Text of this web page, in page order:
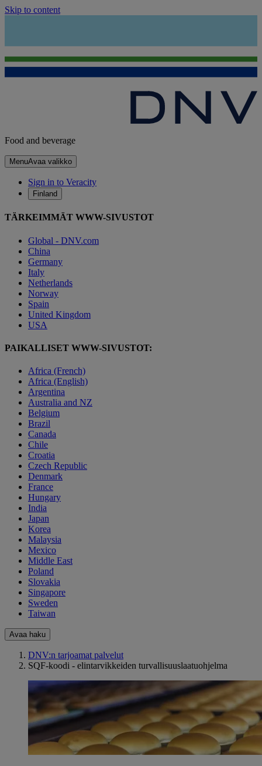
Skip to content
Food and beverage
MenuAvaa valikko
Sign in to Veracity
Finland
TÄRKEIMMÄT WWW-SIVUSTOT
Global - DNV.com
China
Germany
Italy
Netherlands
Norway
Spain
United Kingdom
USA
PAIKALLISET WWW-SIVUSTOT:
Africa (French)
Africa (English)
Argentina
Australia and NZ
Belgium
Brazil
Canada
Chile
Croatia
Czech Republic
Denmark
France
Hungary
India
Japan
Korea
Malaysia
Mexico
Middle East
Poland
Slovakia
Singapore
Sweden
Taiwan
Avaa haku
DNV:n tarjoamat palvelut
SQF-koodi - elintarvikkeiden turvallisuuslaatuohjelma